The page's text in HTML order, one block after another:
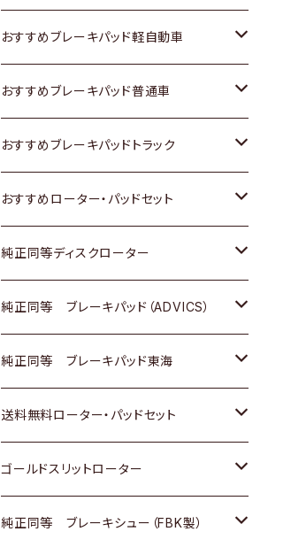
スズキ
日産
いすゞ
ダイハツ
マツダ
三菱
スバル
日野
三菱ふそう
ＢＭＷ
ホンダ
スズキ
日産
いすゞ
ダイハツ
マツダ
三菱
日野
三菱ふそう
トヨタ
スズキ
日産
いすゞ
ダイハツ
三菱
日野
三菱ふそう
その他
おすすめブレーキパッド軽自動車
トヨタ
ホンダ
スズキ
日産
ダイハツ
マツダ
三菱
スバル
おすすめブレーキパッド普通車
トヨタ
ホンダ
スズキ
日産
いすゞ
ダイハツ
マツダ
三菱
おすすめブレーキパッドトラック
トヨタ
日産
いすゞ
ダイハツ
マツダ
三菱
おすすめローター・パッドセット
トヨタ
ホンダ
スズキ
日産
ダイハツ
マツダ
純正同等ディスクローター
トヨタ
ホンダ
スズキ
日産
いすゞ
純正同等 ブレーキパッド（ADVICS）
トヨタ
ホンダ
スズキ
日産
純正同等 ブレーキパッド東海
トヨタ
ホンダ
日産
送料無料ローター・パッドセット
トヨタ
ホンダ
ゴールドスリットローター
トヨタ
純正同等 ブレーキシュー（FBK製）